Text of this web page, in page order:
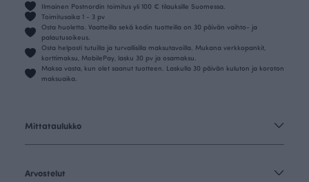
Ilmainen Postnordin toimitus yli 100 € tilauksille Suomessa.
Toimitusaika 1 - 3 pv
Osta huoletta. Vaatteilla sekä kodin tuotteilla on 30 päivän vaihto- ja
palautusoikeus.
Osta helposti tutuilla ja turvallisilla maksutavoilla. Mukana verkkopankit,
korttimaksu, MobilePay, lasku 30 pv ja osamaksu.
Maksa vasta, kun olet saanut tuotteen. Laskulla 30 päivän kuluton ja koroton
maksuaika.
Mittataulukko
Arvostelut